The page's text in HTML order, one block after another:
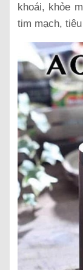
khoái, khỏe
tim mạch,